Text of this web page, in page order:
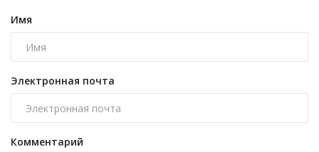
Имя
Электронная почта
Комментарий